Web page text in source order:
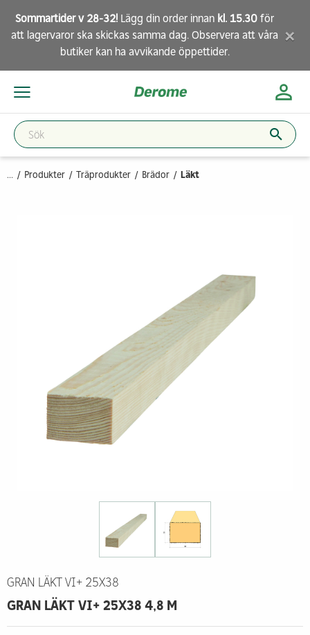
Sommartider v 28-32! Lägg din order innan kl. 15.30 för
att lagervaror ska skickas samma dag. Observera att våra
butikerkan ha avvikande öppettider. ×
... Produkter Träprodukter Brädor Läkt
GRAN LÄKT VI+ 25X38
GRAN LÄKT VI+ 25X38 4,8 M